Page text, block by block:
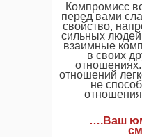
Компромисс
перед вами
свойство,
сильных
взаимные
в своих
отношениях.
отношений
не
….Ваш